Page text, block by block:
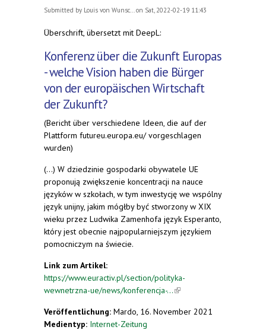
Submitted by Louis von Wunsc... on Sat, 2022-02-19 11:43
Überschrift, übersetzt mit DeepL:
Konferenz über die Zukunft Europas
- welche Vision haben die Bürger
von der europäischen Wirtschaft
der Zukunft?
(Bericht über verschiedene Ideen, die auf der
Plattform futureu.europa.eu/ vorgeschlagen
wurden)
(...) W dziedzinie gospodarki obywatele UE
proponują zwiększenie koncentracji na nauce
języków w szkołach, w tym inwestycję we wspólny
język unijny, jakim mógłby być stworzony w XIX
wieku przez Ludwika Zamenhofa język Esperanto,
który jest obecnie najpopularniejszym językiem
pomocniczym na świecie.
Link zum Artikel:
https://www.euractiv.pl/section/polityka-
wewnetrzna-ue/news/konferencja-...(link is
Veröffentlichung: Mardo, 16. November 2021
Medientyp: Internet-Zeitung